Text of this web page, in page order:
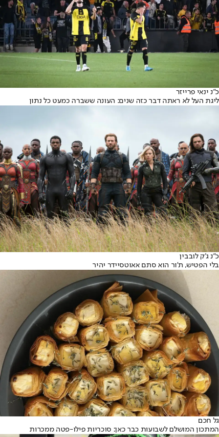
כ"נ ינאי פרייזר
ליגת העל לא ראתה דבר כזה שנים: העונה ששברה כמעט כל נתון
כ״נ ג'ק לובבין
בלי הפטיש, ת'ור הוא סתם אאוטסיידר יהיר
גל חכם
המתכון המושלם לשבועות כבר כאן: סוכריות פילו-פטה ממכרות